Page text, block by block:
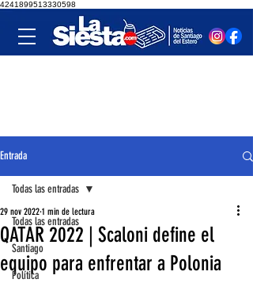
4241899513330598
Entrada
Todas las entradas
Santiago
Política
Todas las entradas
QATAR 2022 | Scaloni define el
equipo para enfrentar a Polonia
29 nov 2022 1 min de lectura